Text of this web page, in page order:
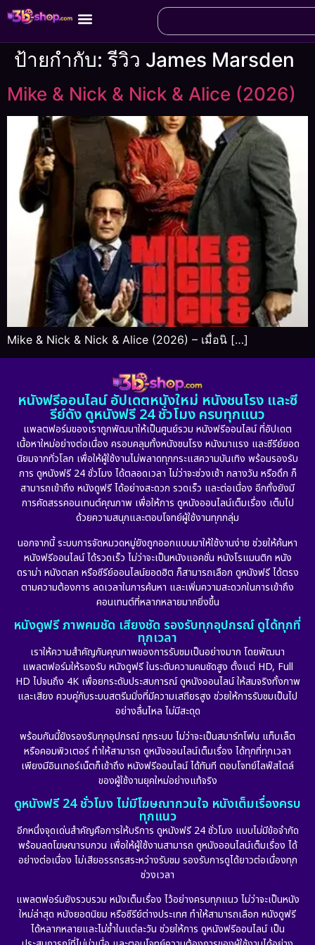
ป้ายกำกับ:รีวิว James Marsden
Mike & Nick & Nick & Alice (2026)
Mike & Nick & Nick & Alice (2026) – เมื่อนิ […]
หนังฟรีออนไลน์ อัปเดตหนังใหม่ หนังชนโรง และซี
รีย์ดัง ดูหนังฟรี 24 ชั่วโมง ครบทุกแนว
แพลตฟอร์มของเราถูกพัฒนาให้เป็นศูนย์รวม หนังฟรีออนไลน์ ที่อัปเดต
เนื้อหาใหม่อย่างต่อเนื่อง ครอบคลุมทั้งหนังชนโรง หนังมาแรง และซีรีย์ยอด
นิยมจากทั่วโลก เพื่อให้ผู้ใช้งานไม่พลาดทุกกระแสความบันเทิง พร้อมรองรับ
การ ดูหนังฟรี 24 ชั่วโมง ได้ตลอดเวลา ไม่ว่าจะช่วงเช้า กลางวัน หรือดึก ก็
สามารถเข้าถึง หนังดูฟรี ได้อย่างสะดวก รวดเร็ว และต่อเนื่อง อีกทั้งยังมี
การคัดสรรคอนเทนต์คุณภาพ เพื่อให้การ ดูหนังออนไลน์เต็มเรื่อง เต็มไป
ด้วยความสนุกและตอบโจทย์ผู้ใช้งานทุกกลุ่ม
นอกจากนี้ ระบบการจัดหมวดหมู่ยังถูกออกแบบมาให้ใช้งานง่าย ช่วยให้ค้นหา
หนังฟรีออนไลน์ ได้รวดเร็ว ไม่ว่าจะเป็นหนังแอคชั่น หนังโรแมนติก หนัง
ดราม่า หนังตลก หรือซีรีย์ออนไลน์ยอดฮิต ก็สามารถเลือก ดูหนังฟรี ได้ตรง
ตามความต้องการ ลดเวลาในการค้นหา และเพิ่มความสะดวกในการเข้าถึง
คอนเทนต์ที่หลากหลายมากยิ่งขึ้น
หนังดูฟรี ภาพคมชัด เสียงชัด รองรับทุกอุปกรณ์ ดูได้ทุกที่
ทุกเวลา
เราให้ความสำคัญกับคุณภาพของการรับชมเป็นอย่างมาก โดยพัฒนา
แพลตฟอร์มให้รองรับ หนังดูฟรี ในระดับความคมชัดสูง ตั้งแต่ HD, Full
HD ไปจนถึง 4K เพื่อยกระดับประสบการณ์ ดูหนังออนไลน์ ให้สมจริงทั้งภาพ
และเสียง ควบคู่กับระบบสตรีมมิ่งที่มีความเสถียรสูง ช่วยให้การรับชมเป็นไป
อย่างลื่นไหล ไม่มีสะดุด
พร้อมกันนี้ยังรองรับทุกอุปกรณ์ ทุกระบบ ไม่ว่าจะเป็นสมาร์ทโฟน แท็บเล็ต
หรือคอมพิวเตอร์ ทำให้สามารถ ดูหนังออนไลน์เต็มเรื่อง ได้ทุกที่ทุกเวลา
เพียงมีอินเทอร์เน็ตก็เข้าถึง หนังฟรีออนไลน์ ได้ทันที ตอบโจทย์ไลฟ์สไตล์
ของผู้ใช้งานยุคใหม่อย่างแท้จริง
ดูหนังฟรี 24 ชั่วโมง ไม่มีโฆษณากวนใจ หนังเต็มเรื่องครบ
ทุกแนว
อีกหนึ่งจุดเด่นสำคัญคือการให้บริการ ดูหนังฟรี 24 ชั่วโมง แบบไม่มีข้อจำกัด
พร้อมลดโฆษณารบกวน เพื่อให้ผู้ใช้งานสามารถ ดูหนังออนไลน์เต็มเรื่อง ได้
อย่างต่อเนื่อง ไม่เสียอรรถรสระหว่างรับชม รองรับการดูได้ยาวต่อเนื่องทุก
ช่วงเวลา
แพลตฟอร์มยังรวบรวม หนังเต็มเรื่อง ไว้อย่างครบทุกแนว ไม่ว่าจะเป็นหนัง
ใหม่ล่าสุด หนังยอดนิยม หรือซีรีย์ต่างประเทศ ทำให้สามารถเลือก หนังดูฟรี
ได้หลากหลายและไม่ซ้ำในแต่ละวัน ช่วยให้การ ดูหนังฟรีออนไลน์ เป็น